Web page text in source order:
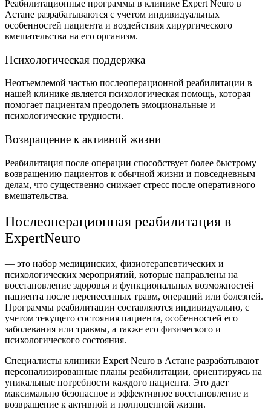
Реабилитационные программы в клинике Expert Neuro в
Астане разрабатываются с учетом индивидуальных
особенностей пациента и воздействия хирургического
вмешательства на его организм.
Психологическая поддержка
Неотъемлемой частью послеоперационной реабилитации в
нашей клинике является психологическая помощь, которая
помогает пациентам преодолеть эмоциональные и
психологические трудности.
Возвращение к активной жизни
Реабилитация после операции способствует более быстрому
возвращению пациентов к обычной жизни и повседневным
делам, что существенно снижает стресс после оперативного
вмешательства.
Послеоперационная реабилитация в
ExpertNeuro
— это набор медицинских, физиотерапевтических и
психологических мероприятий, которые направлены на
восстановление здоровья и функциональных возможностей
пациента после перенесенных травм, операций или болезней.
Программы реабилитации составляются индивидуально, с
учетом текущего состояния пациента, особенностей его
заболевания или травмы, а также его физического и
психологического состояния.
Специалисты клиники Expert Neuro в Астане разрабатывают
персонализированные планы реабилитации, ориентируясь на
уникальные потребности каждого пациента. Это дает
максимально безопасное и эффективное восстановление и
возвращение к активной и полноценной жизни.